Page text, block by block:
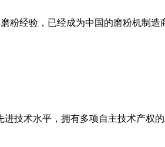
粉经验，已经成为中国的磨粉机制
技术水平，拥有多项自主技术产